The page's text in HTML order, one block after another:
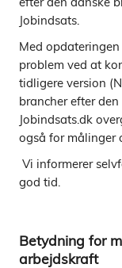
Jobindsats.
Med
problem ved at
tidligere version
brancher efter
Jobindsats.dk
også for målinger
Vi informerer
god tid.
Betydning for
arbejdskraft